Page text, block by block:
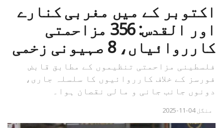
اکتوبر کے میں مغربی کنارے
اور القدس: 356 مزاحمتی
کارروائیاں، 8 صہیونی زخمی
فلسطینی مزاحمتی تنظیموں کے مطابق قابض
فورسز کے خلاف کارروائیوں کا سلسلہ جاری،
دونوں جانب جانی و مالی نقصان ہوا۔
منگل 04-11-2025